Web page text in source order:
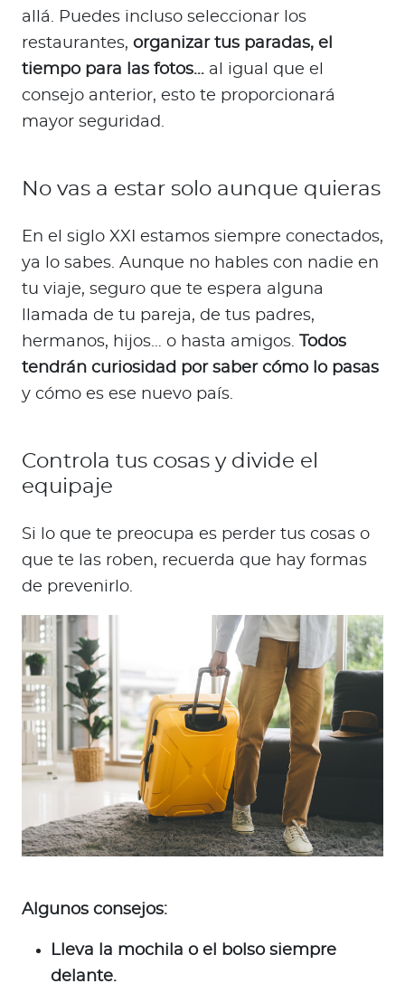
allá. Puedes incluso seleccionar los
restaurantes, organizar tus paradas, el
tiempo para las fotos… al igual que el
consejo anterior, esto te proporcionará
mayor seguridad.
No vas a estar solo aunque quieras
En el siglo XXI estamos siempre conectados,
ya lo sabes. Aunque no hables con nadie en
tu viaje, seguro que te espera alguna
llamada de tu pareja, de tus padres,
hermanos, hijos… o hasta amigos.
Todos
tendrán curiosidad por saber cómo lo pasas
y cómo es ese nuevo país.
Controla tus cosas y divide el
equipaje
Si lo que te preocupa es perder tus cosas o
que te las roben, recuerda que hay formas
de prevenirlo.
Algunos consejos:
Lleva la mochila o el bolso siempre
delante.